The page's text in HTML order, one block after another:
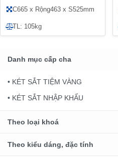
C665 x Rộng463 x S525mm
TL: 105kg
Danh mục cấp cha
• KÉT SẮT TIỆM VÀNG
• KÉT SẮT NHẬP KHẨU
Theo loại khoá
Theo kiểu dáng, đặc tính